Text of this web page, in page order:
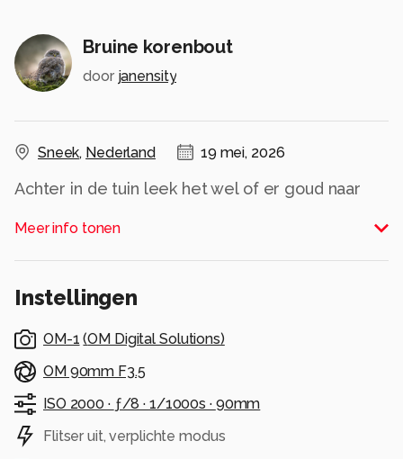
Bruine korenbout
door janensity
Sneek, Nederland 19 mei, 2026
Achter in de tuin leek het wel of er goud naar
op de kamperfoelie landde. Eigenlijk had ik geen
tijd maar ben blij dat ik dat toch wel genomen
Alle rechten voorbehouden
Meer info tonen
Instellingen
OM-1 (OM Digital Solutions)
OM 90mm F3.5
ISO 2000 · ƒ/8 · 1/1000s · 90mm
Flitser uit, verplichte modus